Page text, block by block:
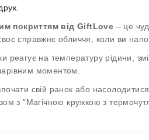
покриттям від GiftLove – це
справжнє обличчя, коли ви
реагує на температуру рідини,
моментом.
свій ранок або
з "Магічною кружкою з